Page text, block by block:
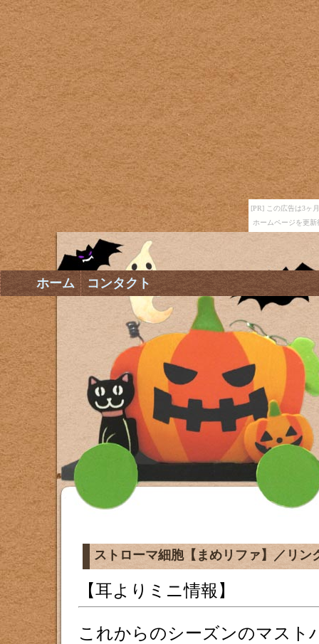
[PR] この広告は3ヶ
ホームページを更
ストローマ細胞【まめリファ】／リン
【耳よりミニ情報】
これからのシーズンのマスト
ホーム コンタクト